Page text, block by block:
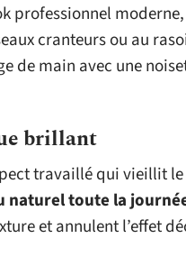
professionnel moderne,
cranteurs ou au
de main avec une
brillant
travaillé qui vieillit
naturel toute la
et annulent l’effet